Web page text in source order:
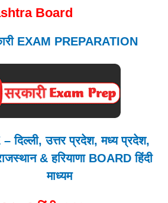
Board
EXAM PREPARATION
दिल्ली, उत्तर प्रदेश, मध्य प्रदेश,
& हरियाणा BOARD हिंदी
माध्यम